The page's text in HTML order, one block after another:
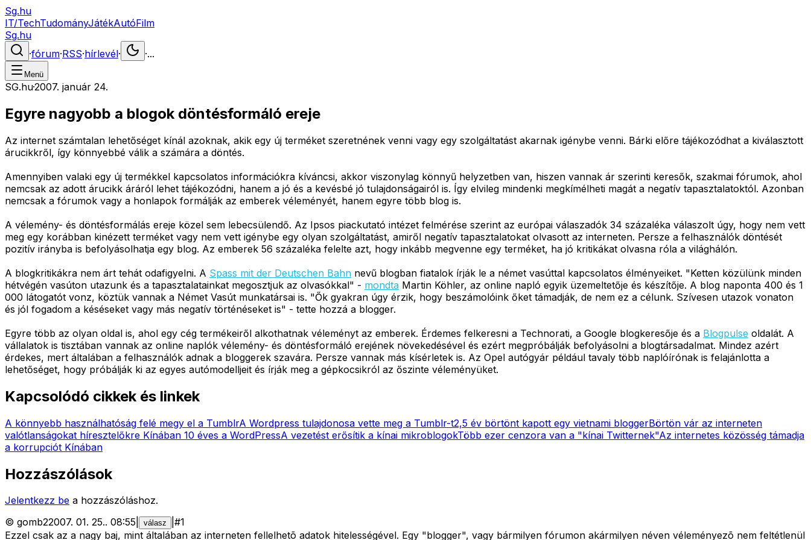
Sg.hu
IT/TechTudományJátékAutóFilm
Sg.hu
·fórum·RSS·hírlevél· ·...
Menü
SG.hu·2007. január 24.
Egyre nagyobb a blogok döntésformáló ereje
Az internet számtalan lehetőséget kínál azoknak, akik egy új terméket szeretnének venni vagy egy szolgáltatást akarnak igénybe venni. Bárki előre tájékozódhat a kiválasztott
árucikkről, így könnyebbé válik a számára a döntés.
Amennyiben valaki egy új termékkel kapcsolatos információkra kíváncsi, akkor viszonylag könnyű helyzetben van, hiszen vannak ár szerinti keresők, szakmai fórumok, ahol
nemcsak az adott árucikk áráról lehet tájékozódni, hanem a jó és a kevésbé jó tulajdonságairól is. Így elvileg mindenki megkímélheti magát a negatív tapasztalatoktól. Azonban
nemcsak a fórumok vagy a honlapok formálják az emberek véleményét, hanem egyre több blog is.
A vélemény- és döntésformálás ereje közel sem lebecsülendő. Az Ipsos piackutató intézet felmérése szerint az európai válaszadók 34 százaléka válaszolt úgy, hogy nem vett
meg egy korábban kinézett terméket vagy nem vett igénybe egy olyan szolgáltatást, amiről negatív tapasztalatokat olvasott az interneten. Persze a felhasználók döntését
pozitív irányba is befolyásolhatja egy blog. Az emberek 56 százaléka felelte azt, hogy inkább megvenne egy terméket, ha jó kritikákat olvasna róla a világhálón.
A blogkritikákra nem árt tehát odafigyelni. A Spass mit der Deutschen Bahn nevű blogban fiatalok írják le a német vasúttal kapcsolatos élményeiket. "Ketten közülünk minden
hétvégén vasúton utazunk és a tapasztalatainkat megosztjuk az olvasókkal" - mondta Martin Köhler, az online napló egyik üzemeltetője és készítője. A blog naponta 400 és 1
000 látogatót vonz, köztük vannak a Német Vasút munkatársai is. "Ők gyakran úgy érzik, hogy beszámolóink őket támadják, de nem ez a célunk. Szívesen utazok vonaton
és jól fogadom a késéseket vagy más negatív történéseket is" - tette hozzá a blogger.
Egyre több az olyan oldal is, ahol egy cég termékeiről alkothatnak véleményt az emberek. Érdemes felkeresni a Technorati, a Google blogkeresője és a Blogpulse oldalát. A
vállalatok is tisztában vannak az online naplók vélemény- és döntésformáló erejének növekedésével és ezért megpróbálják befolyásolni a blogtársadalmat. Mindez azért
érdekes, mert általában a felhasználók adnak a bloggerek szavára. Persze vannak más kísérletek is. Az Opel autógyár például tavaly több naplóírónak is felajánlotta a
lehetőséget, hogy próbálják ki az egyes autómodelljeit és írják meg a gépkocsikról az őszinte véleményüket.
Kapcsolódó cikkek és linkek
A könnyebb használhatóság felé megy el a TumblrA Wordpress tulajdonosa vette meg a Tumblr-t2,5 év börtönt kapott egy vietnami bloggerBörtön vár az interneten
valótlanságokat híresztelőkre Kínában 10 éves a WordPressA vezetést erősítik a kínai mikroblogokTöbb ezer cenzora van a "kínai Twitternek"Az internetes közösség támadja
a korrupciót Kínában
Hozzászólások
Jelentkezz be a hozzászóláshoz.
© gomb22007. 01. 25.. 08:55 válasz #1
Ezzel csak az a nagy baj, mint általában az interneten fellelhetõ adatok hitelességével. Egy "blogger", vagy bármilyen fórumon akármilyen néven véleményezõ nem feltétlenül